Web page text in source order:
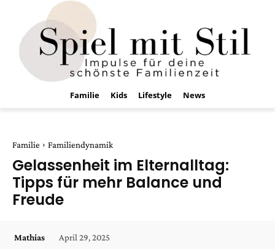
Familie Kids Lifestyle News
Familie Familiendynamik
Gelassenheit im Elternalltag:
Tipps für mehr Balance und
Freude
Mathias April 29, 2025